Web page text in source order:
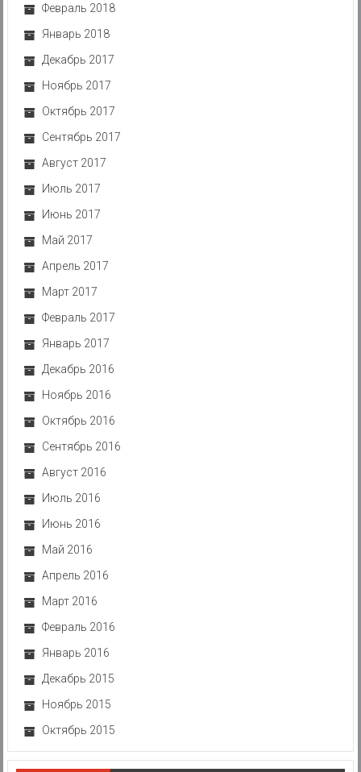
Февраль 2018
Январь 2018
Декабрь 2017
Ноябрь 2017
Октябрь 2017
Сентябрь 2017
Август 2017
Июль 2017
Июнь 2017
Май 2017
Апрель 2017
Март 2017
Февраль 2017
Январь 2017
Декабрь 2016
Ноябрь 2016
Октябрь 2016
Сентябрь 2016
Август 2016
Июль 2016
Июнь 2016
Май 2016
Апрель 2016
Март 2016
Февраль 2016
Январь 2016
Декабрь 2015
Ноябрь 2015
Октябрь 2015